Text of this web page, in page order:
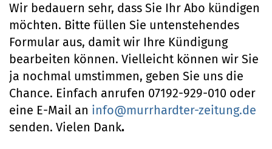
Wir bedauern sehr, dass Sie Ihr Abo kündigen
möchten. Bitte füllen Sie untenstehendes
Formular aus, damit wir Ihre Kündigung
bearbeiten können. Vielleicht können wir Sie
ja nochmal umstimmen, geben Sie uns die
Chance. Einfach anrufen 07192-929-010 oder
eine E-Mail an info@murrhardter-zeitung.de
senden. Vielen Dank.